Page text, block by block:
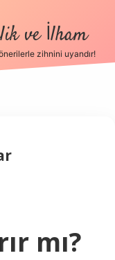
ve İlham
zihnini uyandır!
mı?